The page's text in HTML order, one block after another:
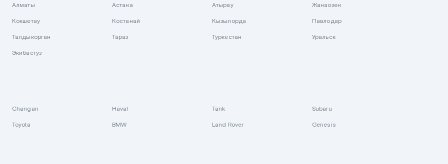
Алматы Астана Атырау Жанаозен
Кокшетау Костанай Кызылорда Павлодар
Талдыкорган Тараз Туркестан Уральск
Экибастуз
Changan Haval Tank Subaru
Toyota BMW Land Rover Genesis